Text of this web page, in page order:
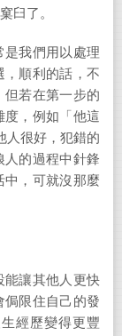
臼了。
是我們用以處理
，順利的話，不
但若在第一步的
度，例如「他這
人很好，犯錯的
人的過程中針鋒
中，可就沒那麼
能讓其他人更快
侷限住自己的發
經歷變得更豐